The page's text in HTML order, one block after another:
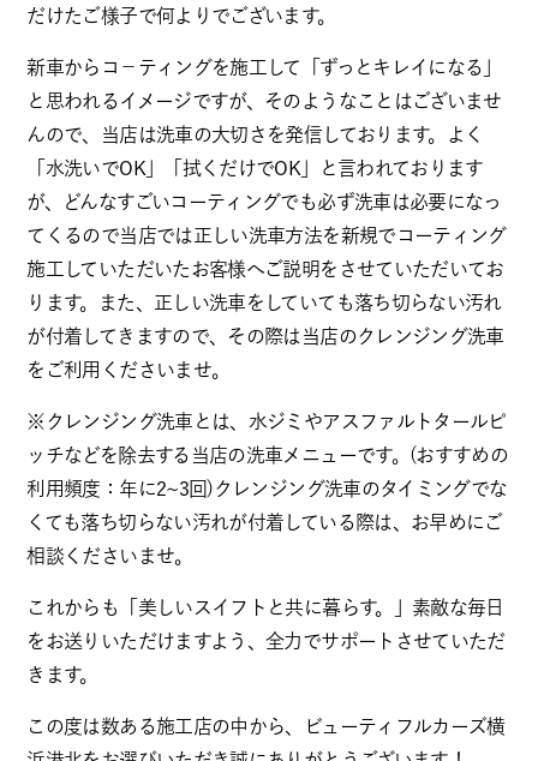
だけたご様子で何よりでございます。
新車からコ－ティングを施工して「ずっとキレイになる」
と思われるイメージですが、そのようなことはございませ
んので、当店は洗車の大切さを発信しております。よく
「水洗いでOK」「拭くだけでOK」と言われております
が、どんなすごいコーティングでも必ず洗車は必要になっ
てくるので当店では正しい洗車方法を新規でコーティング
施工していただいたお客様へご説明をさせていただいてお
ります。また、正しい洗車をしていても落ち切らない汚れ
が付着してきますので、その際は当店のクレンジング洗車
をご利用くださいませ。
※クレンジング洗車とは、水ジミやアスファルトタールピ
ッチなどを除去する当店の洗車メニューです。(おすすめの
利用頻度：年に2~3回)クレンジング洗車のタイミングでな
くても落ち切らない汚れが付着している際は、お早めにご
相談くださいませ。
これからも「美しいスイフトと共に暮らす。」素敵な毎日
をお送りいただけますよう、全力でサポートさせていただ
きます。
この度は数ある施工店の中から、ビューティフルカーズ横